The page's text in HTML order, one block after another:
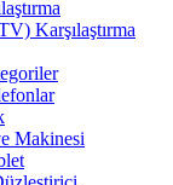
Karşılaştırma
Makinesi